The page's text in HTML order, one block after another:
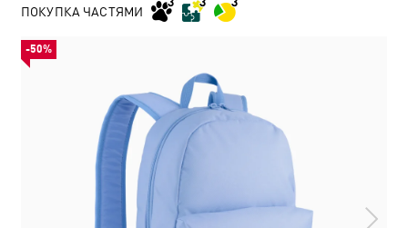
ПОКУПКА ЧАСТЯМИ
-50%